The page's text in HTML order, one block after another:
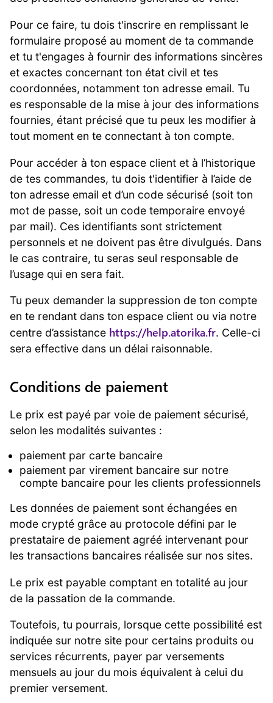
Pour ce faire, tu dois t'inscrire en remplissant le
formulaire proposé au moment de ta commande
et tu t'engages à fournir des informations sincères
et exactes concernant ton état civil et tes
coordonnées, notamment ton adresse email. Tu
es responsable de la mise à jour des informations
fournies, étant précisé que tu peux les modifier à
tout moment en te connectant à ton compte.
Pour accéder à ton espace client et à l’historique
de tes commandes, tu dois t'identifier à l’aide de
ton adresse email et d’un code sécurisé (soit ton
mot de passe, soit un code temporaire envoyé
par mail). Ces identifiants sont strictement
personnels et ne doivent pas être divulgués. Dans
le cas contraire, tu seras seul responsable de
l’usage qui en sera fait.
Tu peux demander la suppression de ton compte
en te rendant dans ton espace client ou via notre
centre d’assistance https://help.atorika.fr. Celle-ci
sera effective dans un délai raisonnable.
Conditions de paiement
Le prix est payé par voie de paiement sécurisé,
selon les modalités suivantes :
paiement par carte bancaire
paiement par virement bancaire sur notre
compte bancaire pour les clients professionnels
Les données de paiement sont échangées en
mode crypté grâce au protocole défini par le
prestataire de paiement agréé intervenant pour
les transactions bancaires réalisée sur nos sites.
Le prix est payable comptant en totalité au jour
de la passation de la commande.
Toutefois, tu pourrais, lorsque cette possibilité est
indiquée sur notre site pour certains produits ou
services récurrents, payer par versements
mensuels au jour du mois équivalent à celui du
premier versement.